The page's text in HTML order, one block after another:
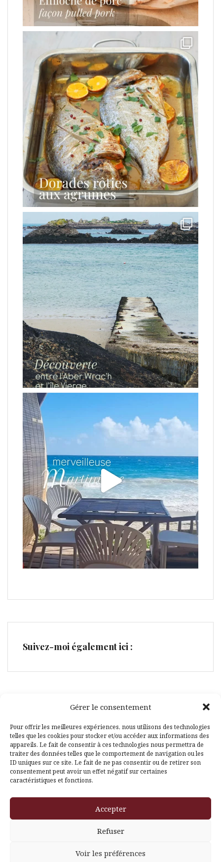
Gérer le consentement
Pour offrir les meilleures expériences, nous utilisons des technologies
telles que les cookies pour stocker et/ou accéder aux informations des
appareils. Le fait de consentir à ces technologies nous permettra de
traiter des données telles que le comportement de navigation ou les
ID uniques sur ce site. Le fait de ne pas consentir ou de retirer son
consentement peut avoir un effet négatif sur certaines
caractéristiques et fonctions.
Accepter
Refuser
Voir les préférences
Suivez-moi également ici :
Facebook
Pinterest
Themeisle